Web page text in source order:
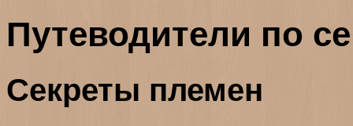
Путеводители по
Секреты племен